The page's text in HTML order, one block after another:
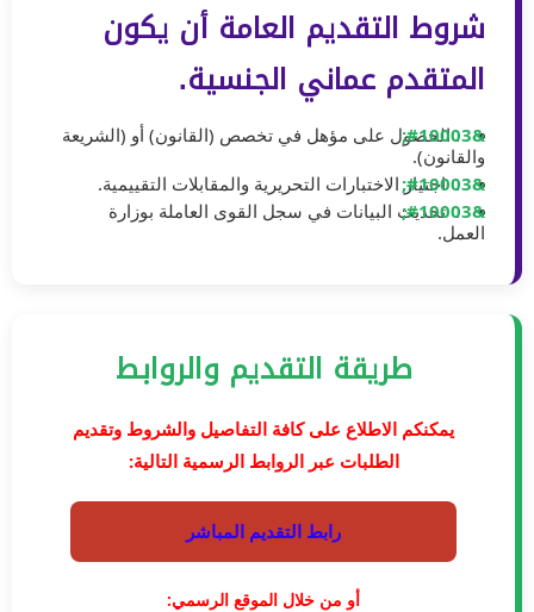
شروط التقديم العامة أن يكون
المتقدم عماني الجنسية.
. الحصول على مؤهل في تخصص (القانون) أو (الشريعة
والقانون).
. اجتياز الاختبارات التحريرية والمقابلات التقييمية.
. تحديث البيانات في سجل القوى العاملة بوزارة
العمل.
طريقة التقديم والروابط
يمكنكم الاطلاع على كافة التفاصيل والشروط وتقديم
الطلبات عبر الروابط الرسمية التالية:
رابط التقديم المباشر
أو من خلال الموقع الرسمي: